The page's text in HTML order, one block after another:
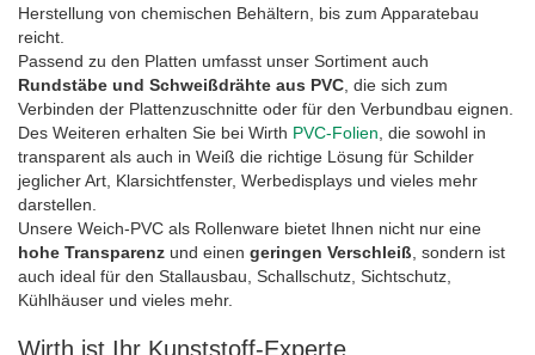
Herstellung von chemischen Behältern, bis zum Apparatebau
reicht.
Passend zu den Platten umfasst unser Sortiment auch
Rundstäbe und Schweißdrähte aus PVC , die sich zum
Verbinden der Plattenzuschnitte oder für den Verbundbau eignen.
Des Weiteren erhalten Sie bei Wirth PVC-Folien , die sowohl in
transparent als auch in Weiß die richtige Lösung für Schilder
jeglicher Art, Klarsichtfenster, Werbedisplays und vieles mehr
darstellen.
Unsere Weich-PVC als Rollenware bietet Ihnen nicht nur eine
hohe Transparenz und einen geringen Verschleiß , sondern ist
auch ideal für den Stallausbau, Schallschutz, Sichtschutz,
Kühlhäuser und vieles mehr.
Wirth ist Ihr Kunststoff-Experte